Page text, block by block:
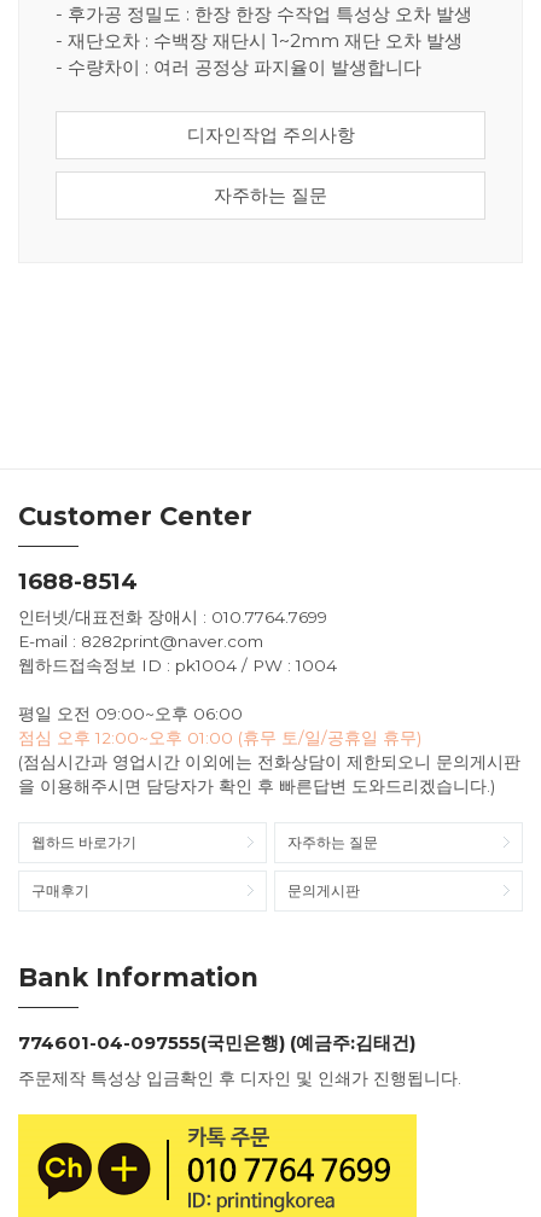
- 후가공 정밀도 : 한장 한장 수작업 특성상 오차 발생
- 재단오차 : 수백장 재단시 1~2mm 재단 오차 발생
- 수량차이 : 여러 공정상 파지율이 발생합니다
디자인작업 주의사항
자주하는 질문
Customer Center
1688-8514
인터넷/대표전화 장애시 : 010.7764.7699
E-mail : 8282print@naver.com
웹하드접속정보 ID : pk1004 / PW : 1004
평일 오전 09:00~오후 06:00
점심 오후 12:00~오후 01:00 (휴무 토/일/공휴일 휴무)
(점심시간과 영업시간 이외에는 전화상담이 제한되오니 문의게시판
을 이용해주시면 담당자가 확인 후 빠른답변 도와드리겠습니다.)
웹하드 바로가기 자주하는 질문
구매후기 문의게시판
Bank Information
774601-04-097555(국민은행) (예금주:김태건)
주문제작 특성상 입금확인 후 디자인 및 인쇄가 진행됩니다.